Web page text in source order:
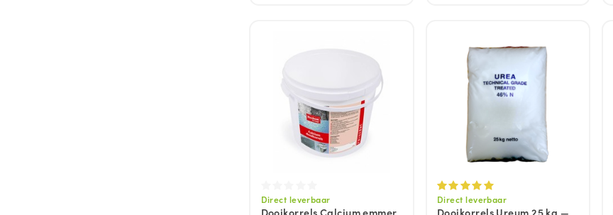
Direct leverbaar
Dooikorrels Calcium emmer
Direct leverbaar
Dooikorrels Ureum 25 kg —